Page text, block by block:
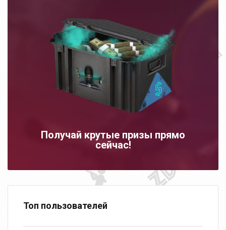
Получай крутые призы прямо
сейчас!
Топ пользователей